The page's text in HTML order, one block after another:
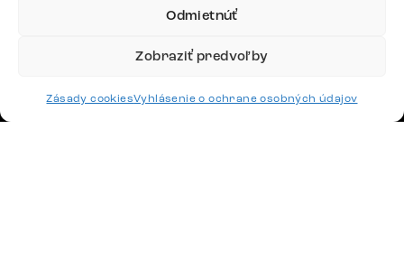
Odmietnúť
Zobraziť predvoľby
Zásady cookiesVyhlásenie o ochrane osobných údajov
Potrebujete radu? Ozvite sa.
Po – Pia: 9:00 – 17:00
Odpovedáme do 24 hodín.